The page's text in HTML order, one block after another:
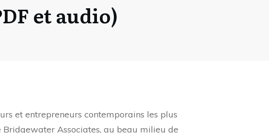
et audio)
et entrepreneurs contemporains les plus
Associates, au beau milieu de